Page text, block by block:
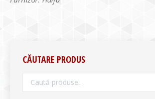
CĂUTARE PRODUS